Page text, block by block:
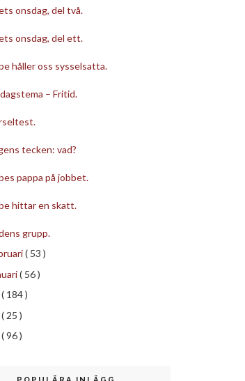
onsdag, del två.
onsdag, del ett.
håller oss sysselsatta.
– Fritid.
tecken: vad?
pappa på jobbet.
hittar en skatt.
grupp.
( 53 )
( 56 )
( 184 )
( 25 )
( 96 )